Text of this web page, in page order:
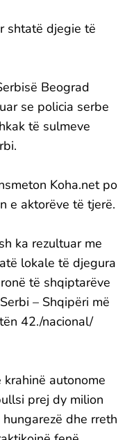
shtatë djegie të
Beograd
se policia serbe
të sulmeve
Koha.net po
e aktorëve të tjerë.
ka rezultuar me
lokale të djegura
të shqiptarëve
– Shqipëri më
42./nacional/
autonome
prej dy milion
dhe rreth